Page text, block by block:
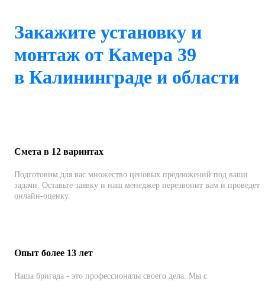
Закажите установку и
монтаж от Камера 39
в Калининграде и области
Смета в 12 варинтах
Подготовим для вас множество ценовых предложений под ваши
задачи. Оставьте заявку и наш менеджер перезвонит вам и проведет
онлайн-оценку.
Опыт более 13 лет
Наша бригада - это профессионалы своего дела. Мы с